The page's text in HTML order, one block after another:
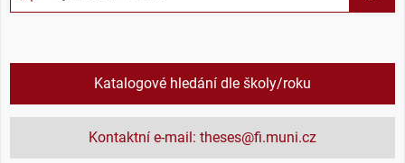
Katalogové hledání dle školy/roku
Kontaktní e-mail: theses@fi.muni.cz